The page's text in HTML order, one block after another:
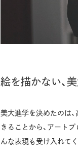
絵を描かない、
美大進学を決めたのは
きることから、アート
んな表現も受け入れてく